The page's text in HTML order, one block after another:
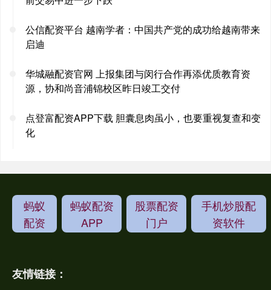
公信配资平台 越南学者：中国共产党的成功给越南带来
启迪
华城融配资官网 上报集团与闵行合作再添优质教育资
源，协和尚音浦锦校区昨日竣工交付
点登富配资APP下载 胆囊息肉虽小，也要重视复查和变
化
蚂蚁
配资
蚂蚁配资
APP
股票配资
门户
手机炒股配
资软件
友情链接：